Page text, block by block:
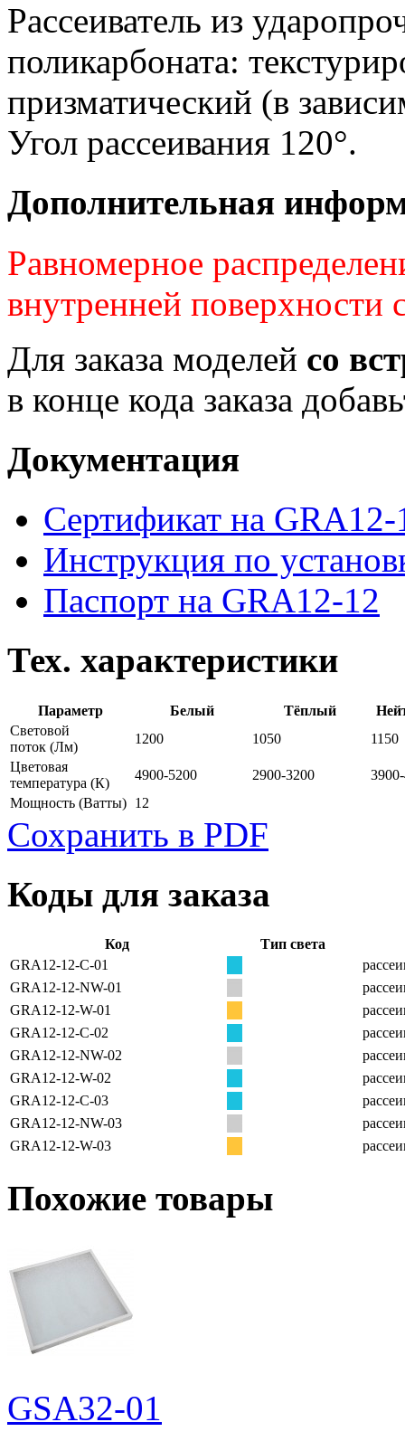
Рассеиватель из
поликарбоната:
призматический (в
Угол рассеивания 120°.
Дополнительная
Равномерное
внутренней поверхности
Для заказа моделей со
в конце кода заказа
Документация
Сертификат на GRA12-
Инструкция по
Паспорт на GRA12-12
Тех. характеристики
Параметр Белый Тёплый
Световой
поток (Лм)
1200 1050
1150
Цветовая
температура (К)
4900-5200 2900-3200
Мощность (Ватты) 12
Сохранить в PDF
Коды для заказа
Код
Тип света
GRA12-12-C-01
GRA12-12-NW-01
GRA12-12-W-01
GRA12-12-C-02
GRA12-12-NW-02
GRA12-12-W-02
GRA12-12-C-03
GRA12-12-NW-03
GRA12-12-W-03
Похожие товары
GSA32-01